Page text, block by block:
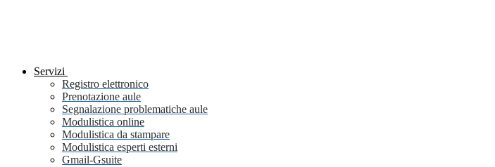
Servizi
Registro elettronico
Prenotazione aule
Segnalazione problematiche aule
Modulistica online
Modulistica da stampare
Modulistica esperti esterni
Gmail-Gsuite